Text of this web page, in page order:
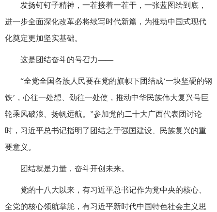
发扬钉钉子精神，一茬接着一茬干，一张蓝图绘到底，
进一步全面深化改革必将续写时代新篇，为推动中国式现代
化奠定更加坚实基础。
这是团结奋斗的号召力——
“全党全国各族人民要在党的旗帜下团结成‘一块坚硬的钢
铁’，心往一处想、劲往一处使，推动中华民族伟大复兴号巨
轮乘风破浪、扬帆远航。”参加党的二十大广西代表团讨论
时，习近平总书记指明了团结之于强国建设、民族复兴的重
要意义。
团结就是力量，奋斗开创未来。
党的十八大以来，有习近平总书记作为党中央的核心、
全党的核心领航掌舵，有习近平新时代中国特色社会主义思